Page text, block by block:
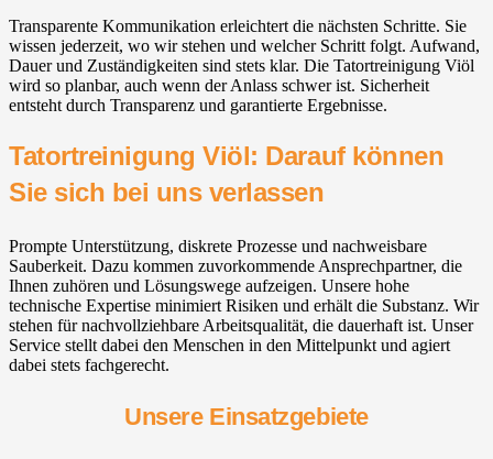
Transparente Kommunikation erleichtert die nächsten Schritte. Sie
wissen jederzeit, wo wir stehen und welcher Schritt folgt. Aufwand,
Dauer und Zuständigkeiten sind stets klar. Die Tatortreinigung Viöl
wird so planbar, auch wenn der Anlass schwer ist. Sicherheit
entsteht durch Transparenz und garantierte Ergebnisse.
Tatortreinigung Viöl: Darauf können
Sie sich bei uns verlassen
Prompte Unterstützung, diskrete Prozesse und nachweisbare
Sauberkeit. Dazu kommen zuvorkommende Ansprechpartner, die
Ihnen zuhören und Lösungswege aufzeigen. Unsere hohe
technische Expertise minimiert Risiken und erhält die Substanz. Wir
stehen für nachvollziehbare Arbeitsqualität, die dauerhaft ist. Unser
Service stellt dabei den Menschen in den Mittelpunkt und agiert
dabei stets fachgerecht.
Unsere Einsatzgebiete